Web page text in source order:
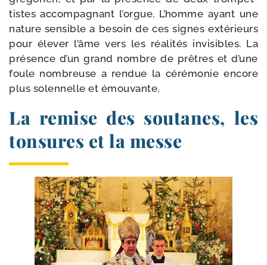
tistes accom­pa­gnant l’orgue. L’homme ayant une
nature sen­sible a besoin de ces signes exté­rieurs
pour éle­ver l’âme vers les réa­li­tés invi­sibles. La
pré­sence d’un grand nombre de prêtres et d’une
foule nom­breuse a ren­due la céré­mo­nie encore
plus solen­nelle et émouvante.
La remise des soutanes, les
tonsures et la messe